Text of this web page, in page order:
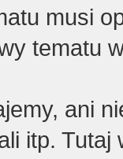
musi
tematu
ani
itp. Tutaj